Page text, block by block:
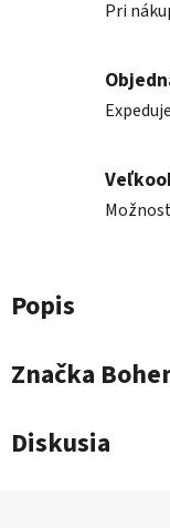
Pri
Popis
Značka
Diskusia